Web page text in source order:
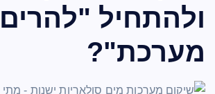
ולהתחיל "להרים
מערכת"?